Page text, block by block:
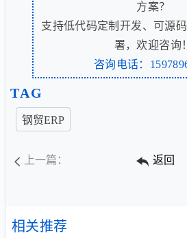
方案？
支持低代码定制开发、可源
署，欢迎咨询！
咨询电话：
TAG
钢贸ERP
上一篇： 返回
相关推荐